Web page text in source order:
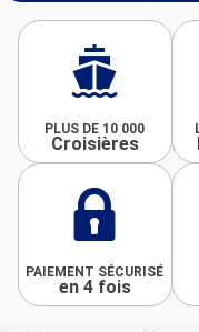
PLUS DE 10 000
Croisières
PAIEMENT SÉCURISÉ
en 4 fois